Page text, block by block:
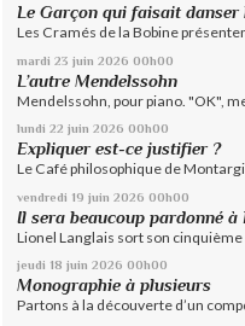
Le Garçon qui faisait danser
Les Cramés de la Bobine
mardi 23 juin 2026 00h00
L’autre Mendelssohn
Mendelssohn, pour piano. "OK",
lundi 22 juin 2026 00h00
Expliquer est-ce justifier ?
Le Café philosophique de
vendredi 19 juin 2026 00h00
Il sera beaucoup pardonné
Lionel Langlais sort son cinquième
jeudi 18 juin 2026 00h00
Monographie à plusieurs
Partons à la découverte d’un